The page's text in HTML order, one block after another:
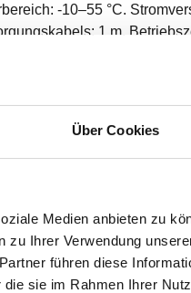
Über Cookies
Medien anbieten zu
zu Ihrer Verwendung
führen diese
sie im Rahmen Ihrer
-10–55 °C.
1 m.